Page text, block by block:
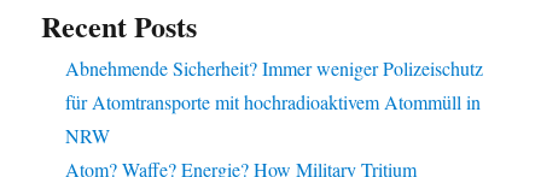
Recent Posts
Abnehmende Sicherheit? Immer weniger Polizeischutz
für Atomtransporte mit hochradioaktivem Atommüll in
NRW
Atom? Waffe? Energie? How Military Tritium